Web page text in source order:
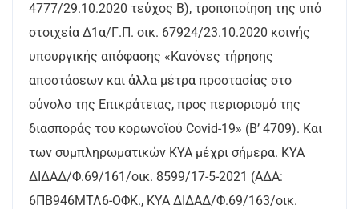
4777/29.10.2020 τεύχος Β), τροποποίηση της υπό
στοιχεία Δ1α/Γ.Π. οικ. 67924/23.10.2020 κοινής
υπουργικής απόφασης «Κανόνες τήρησης
αποστάσεων και άλλα μέτρα προστασίας στο
σύνολο της Επικράτειας, προς περιορισμό της
διασποράς του κορωνοϊού Covid-19» (Β’ 4709). Και
των συμπληρωματικών ΚΥΑ μέχρι σήμερα. ΚΥΑ
ΔΙΔΑΔ/Φ.69/161/οικ. 8599/17-5-2021 (ΑΔΑ:
6ΠΒ946ΜΤΛ6-ΟΦΚ., ΚΥΑ ΔΙΔΑΔ/Φ.69/163/οικ.